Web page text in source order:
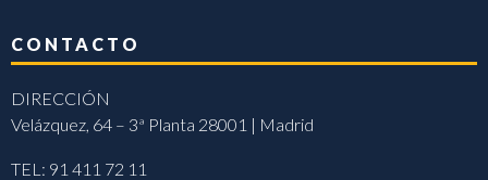
CONTACTO
DIRECCIÓN
Velázquez, 64 – 3ª Planta 28001 | Madrid
TEL: 91 411 72 11